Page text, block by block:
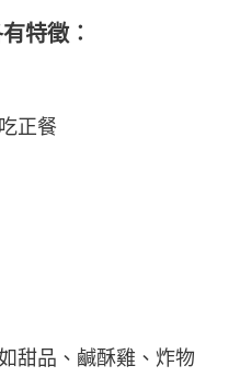
特徵︰
正餐
甜品、鹹酥雞、炸物